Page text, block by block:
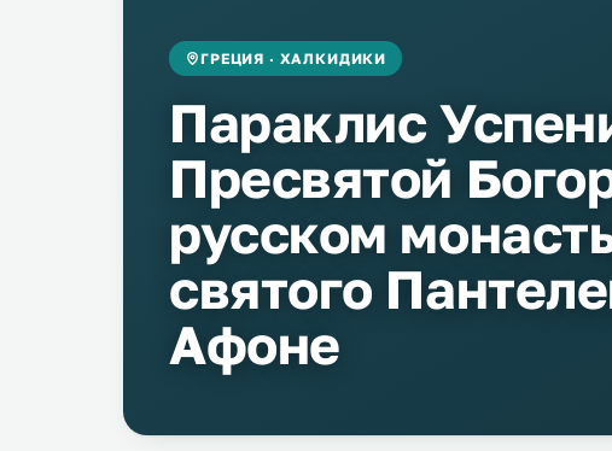
ГРЕЦИЯ · ХАЛКИДИКИ
Параклис
Пресвятой
русском
святого
Афоне